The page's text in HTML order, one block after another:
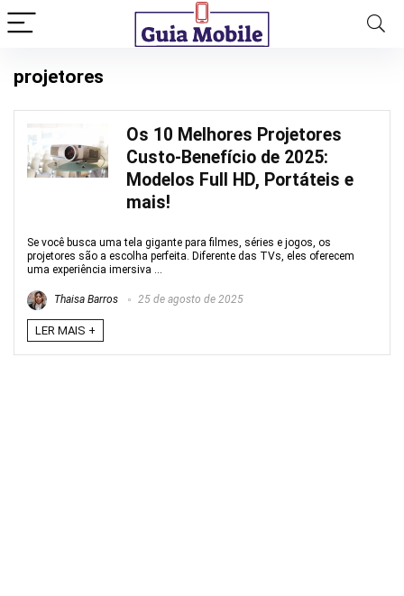
projetores
Os 10 Melhores Projetores
Custo-Benefício de 2025:
Modelos Full HD, Portáteis e
mais!
Se você busca uma tela gigante para filmes, séries e jogos, os
projetores são a escolha perfeita. Diferente das TVs, eles oferecem
uma experiência imersiva ...
Thaisa Barros 25 de agosto de 2025
LER MAIS +